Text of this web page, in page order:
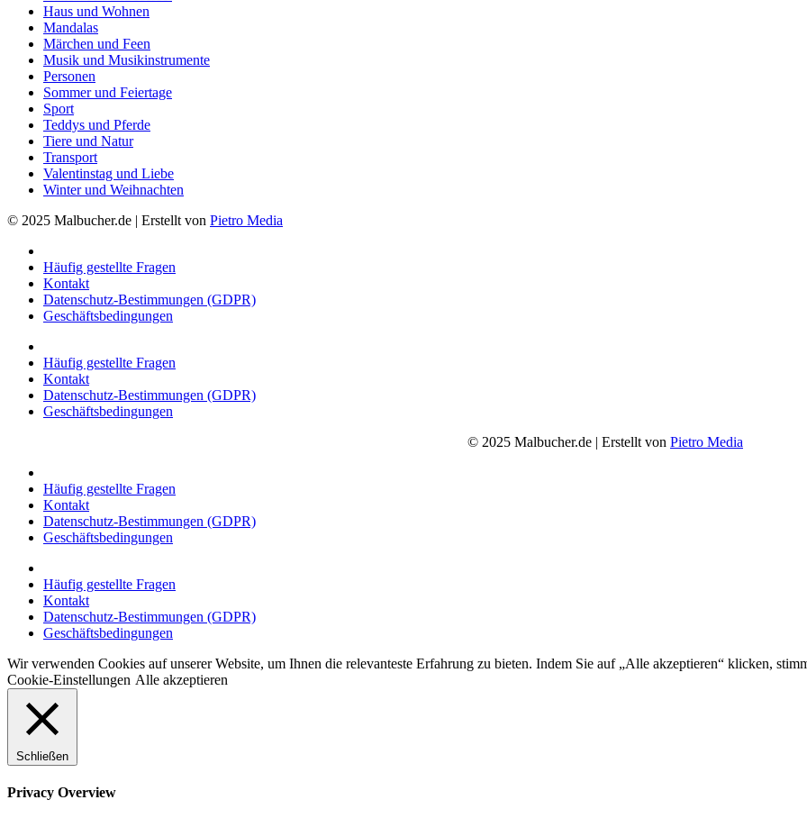
Haus und Wohnen
Mandalas
Märchen und Feen
Musik und Musikinstrumente
Personen
Sommer und Feiertage
Sport
Teddys und Pferde
Tiere und Natur
Transport
Valentinstag und Liebe
Winter und Weihnachten
© 2025 Malbucher.de | Erstellt von Pietro Media
Häufig gestellte Fragen
Kontakt
Datenschutz-Bestimmungen (GDPR)
Geschäftsbedingungen
Häufig gestellte Fragen
Kontakt
Datenschutz-Bestimmungen (GDPR)
Geschäftsbedingungen
© 2025 Malbucher.de | Erstellt von Pietro Media
Häufig gestellte Fragen
Kontakt
Datenschutz-Bestimmungen (GDPR)
Geschäftsbedingungen
Häufig gestellte Fragen
Kontakt
Datenschutz-Bestimmungen (GDPR)
Geschäftsbedingungen
Wir verwenden Cookies auf unserer Website, um Ihnen die relevanteste Erfahrung zu bieten. Indem Sie auf „Alle akzeptieren“ klicken,
Cookie-Einstellungen Alle akzeptieren
Schließen
Privacy Overview